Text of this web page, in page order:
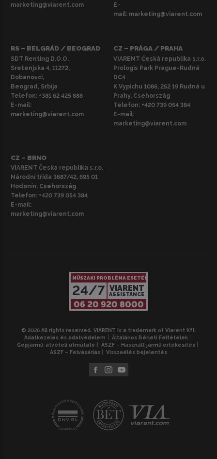
marketing@viarent.com
E-
mail: marketing@viarent.com
RS – BELGRÁD / BEOGRAD
SDT Renting D.O.O.
Sretenjska 4, 11272,
Dobanovci,
Beograd, Srbija
Telefon: +381 62 425 888
E-mail:
marketing@viarent.com
CZ – PRÁGA / PRAHA
VIARENT Česká republika s.r.o.
Prologis Park Prague-Rudná
DC4
K Vypichu 1086, 252 19 Rudná u
Prahy, Csehország
Telefon: +420 739 054 384
E-mail:
marketing@viarent.com
CZ – BRNO
VIARENT Česká republika s.r.o.
Národní třída 3687/42, 695 01
Hodonín, Csehország
Telefon: +420 739 054 384
E-mail:
marketing@viarent.com
MŰSZAKI PROBLÉMA ESETÉN
24/7 VIARENT
ASSISTANCE
06 20 920 8000
© 2026 All rights reserved. VIARENT is a trademark of Viarent Kft.
Adatkezelés és adatvédelem
Általános Bérleti Feltételek
Gépjármű-átvételi útmutató
ÁSZF – Használt jármű értékesítés
ÁSZF – Felvásárlás
Visszaélés bejelentés